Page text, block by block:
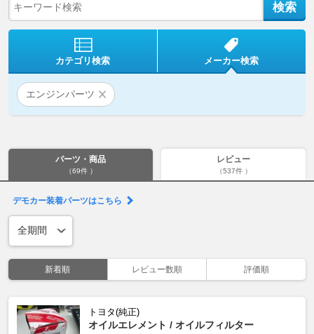
カテゴリ検索 メーカー検索
エンジンパーツ
パーツ・商品
（69件 ）
レビュー
（537件 ）
デモカー装着パーツはこちら
新着順 レビュー数順 評価順
トヨタ(純正)
オイルエレメント / オイルフィルター